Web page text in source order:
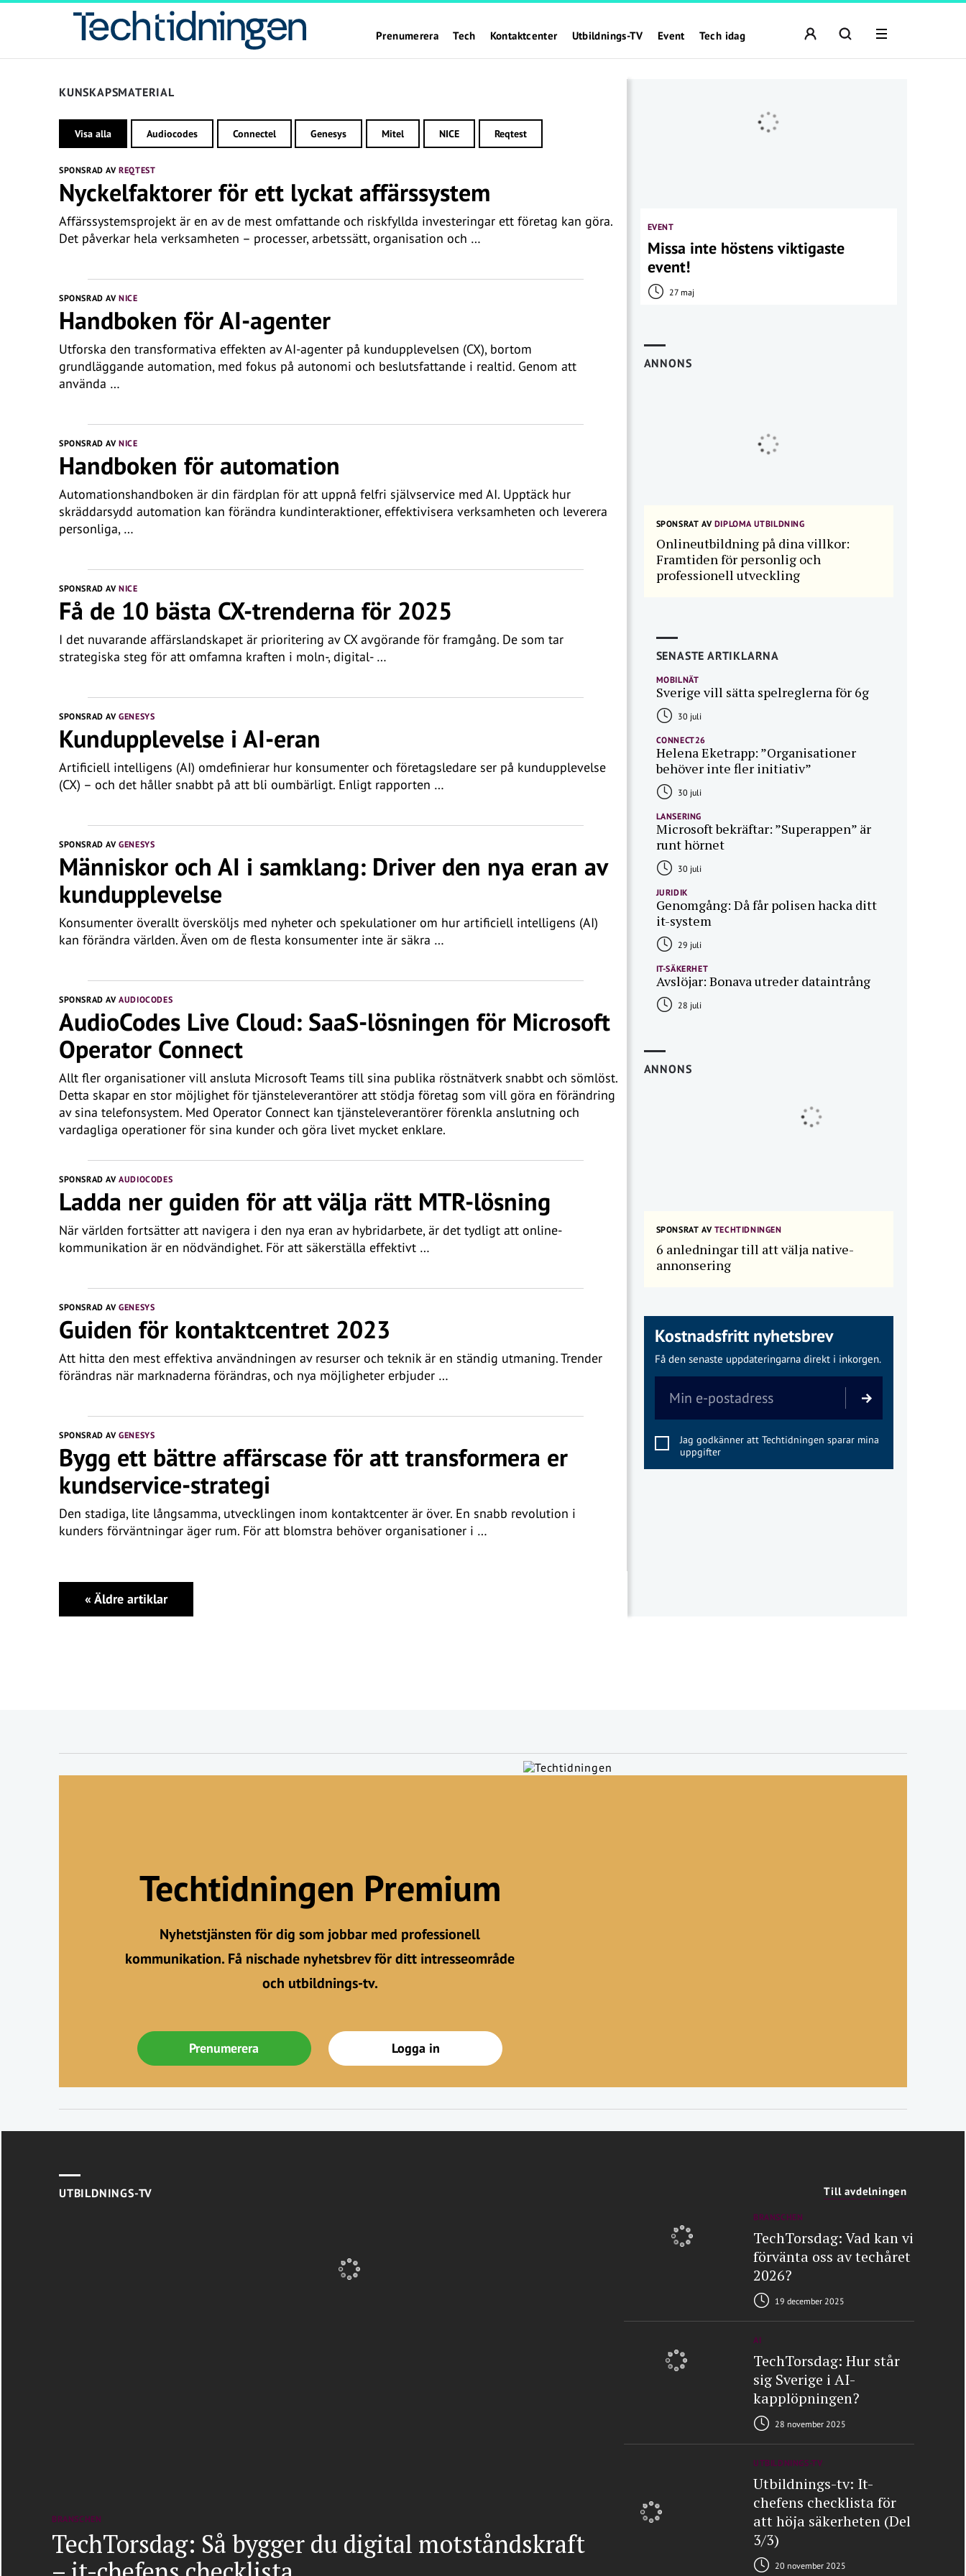
Prenumerera Tech Kontaktcenter Utbildnings-TV Event Tech idag
KUNSKAPSMATERIAL
Visa alla Audiocodes Connectel Genesys Mitel NICE Reqtest
SPONSRAD AVREQTEST
Nyckelfaktorer för ett lyckat affärssystem
Affärssystemsprojekt är en av de mest omfattande och riskfyllda investeringar ett företag kan göra.
Det påverkar hela verksamheten – processer, arbetssätt, organisation och …
SPONSRAD AVNICE
Handboken för AI-agenter
Utforska den transformativa effekten av AI-agenter på kundupplevelsen (CX), bortom
grundläggande automation, med fokus på autonomi och beslutsfattande i realtid. Genom att
använda …
SPONSRAD AVNICE
Handboken för automation
Automationshandboken är din färdplan för att uppnå felfri självservice med AI. Upptäck hur
skräddarsydd automation kan förändra kundinteraktioner, effektivisera verksamheten och leverera
personliga, …
SPONSRAD AVNICE
Få de 10 bästa CX-trenderna för 2025
I det nuvarande affärslandskapet är prioritering av CX avgörande för framgång. De som tar
strategiska steg för att omfamna kraften i moln-, digital- …
SPONSRAD AVGENESYS
Kundupplevelse i AI-eran
Artificiell intelligens (AI) omdefinierar hur konsumenter och företagsledare ser på kundupplevelse
(CX) – och det håller snabbt på att bli oumbärligt. Enligt rapporten …
SPONSRAD AVGENESYS
Människor och AI i samklang: Driver den nya eran av
kundupplevelse
Konsumenter överallt översköljs med nyheter och spekulationer om hur artificiell intelligens (AI)
kan förändra världen. Även om de flesta konsumenter inte är säkra …
SPONSRAD AVAUDIOCODES
AudioCodes Live Cloud: SaaS-lösningen för Microsoft
Operator Connect
Allt fler organisationer vill ansluta Microsoft Teams till sina publika röstnätverk snabbt och sömlöst.
Detta skapar en stor möjlighet för tjänsteleverantörer att stödja företag som vill göra en förändring
av sina telefonsystem. Med Operator Connect kan tjänsteleverantörer förenkla anslutning och
vardagliga operationer för sina kunder och göra livet mycket enklare.
SPONSRAD AVAUDIOCODES
Ladda ner guiden för att välja rätt MTR-lösning
När världen fortsätter att navigera i den nya eran av hybridarbete, är det tydligt att online-
kommunikation är en nödvändighet. För att säkerställa effektivt …
SPONSRAD AVGENESYS
Guiden för kontaktcentret 2023
Att hitta den mest effektiva användningen av resurser och teknik är en ständig utmaning. Trender
förändras när marknaderna förändras, och nya möjligheter erbjuder …
SPONSRAD AVGENESYS
Bygg ett bättre affärscase för att transformera er
kundservice-strategi
Den stadiga, lite långsamma, utvecklingen inom kontaktcenter är över. En snabb revolution i
kunders förväntningar äger rum. För att blomstra behöver organisationer i …
« Äldre artiklar
EVENT
Missa inte höstens viktigaste
event!
27 maj
ANNONS
SPONSRAT AVDIPLOMA UTBILDNING
Onlineutbildning på dina villkor:
Framtiden för personlig och
professionell utveckling
SENASTE ARTIKLARNA
MOBILNÄT
Sverige vill sätta spelreglerna för 6g
30 juli
CONNECT26
Helena Eketrapp: ”Organisationer
behöver inte fler initiativ”
30 juli
LANSERING
Microsoft bekräftar: ”Superappen” är
runt hörnet
30 juli
JURIDIK
Genomgång: Då får polisen hacka ditt
it-system
29 juli
IT-SÄKERHET
Avslöjar: Bonava utreder dataintrång
28 juli
ANNONS
SPONSRAT AVTECHTIDNINGEN
6 anledningar till att välja native-
annonsering
Kostnadsfritt nyhetsbrev
Få den senaste uppdateringarna direkt i inkorgen.
Jag godkänner att Techtidningen sparar mina
uppgifter
Techtidningen Premium
Nyhetstjänsten för dig som jobbar med professionell
kommunikation. Få nischade nyhetsbrev för ditt intresseområde
och utbildnings-tv.
Prenumerera Logga in
UTBILDNINGS-TV Till avdelningen
BRANSCHEN
TechTorsdag: Så bygger du digital motståndskraft
BRANSCHEN
TechTorsdag: Vad kan vi
förvänta oss av techåret
2026?
19 december 2025
AI
TechTorsdag: Hur står
sig Sverige i AI-
kapplöpningen?
28 november 2025
UTBILDNINGS-TV
Utbildnings-tv: It-
chefens checklista för
att höja säkerheten (Del
3/3)
20 november 2025